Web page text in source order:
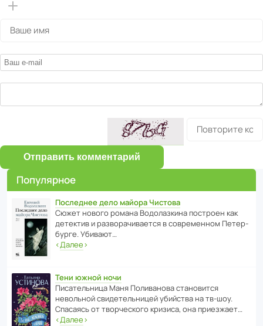
Отправить комментарий
Популярное
Последнее дело майора Чистова
Сюжет нового романа Водо­ла­з­кина пост­роен как
дете­ктив и разво­ра­чи­ва­ется в совре­менном Пете­р­
бурге. Убивают…
‹Далее›
Тени южной ночи
Писа­тель­ница Маня Поли­ва­нова стано­вится
невольной свиде­тель­ницей убийства на тв-шоу.
Спасаясь от твор­че­с­кого кризиса, она приезжает…
‹Далее›